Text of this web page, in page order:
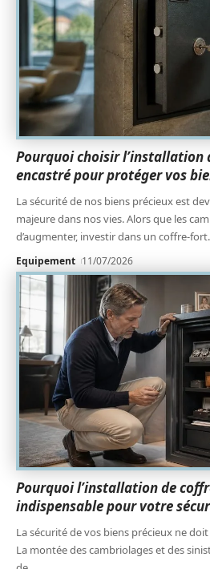
Pourquoi choisir l’installation
encastré pour protéger vos
La sécurité de nos biens précieux est
majeure dans nos vies. Alors que les
d’augmenter, investir dans un coffre-fort
Equipement 11/07/2026
Pourquoi l’installation de
indispensable pour votre
La sécurité de vos biens précieux ne
La montée des cambriolages et des